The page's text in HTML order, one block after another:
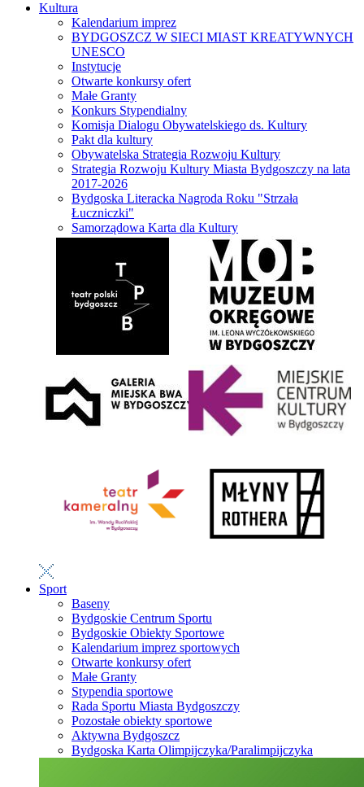
Kultura
Kalendarium imprez
BYDGOSZCZ W SIECI MIAST KREATYWNYCH
UNESCO
Instytucje
Otwarte konkursy ofert
Małe Granty
Konkurs Stypendialny
Komisja Dialogu Obywatelskiego ds. Kultury
Pakt dla kultury
Obywatelska Strategia Rozwoju Kultury
Strategia Rozwoju Kultury Miasta Bydgoszczy na lata
2017-2026
Bydgoska Literacka Nagroda Roku "Strzała
Łuczniczki"
Samorządowa Karta dla Kultury
Sport
Baseny
Bydgoskie Centrum Sportu
Bydgoskie Obiekty Sportowe
Kalendarium imprez sportowych
Otwarte konkursy ofert
Małe Granty
Stypendia sportowe
Rada Sportu Miasta Bydgoszczy
Pozostałe obiekty sportowe
Aktywna Bydgoszcz
Bydgoska Karta Olimpijczyka/Paralimpijczyka